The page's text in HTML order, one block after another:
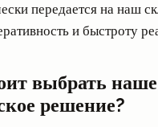
передается на наш
и быстроту
выбрать наше
решение?